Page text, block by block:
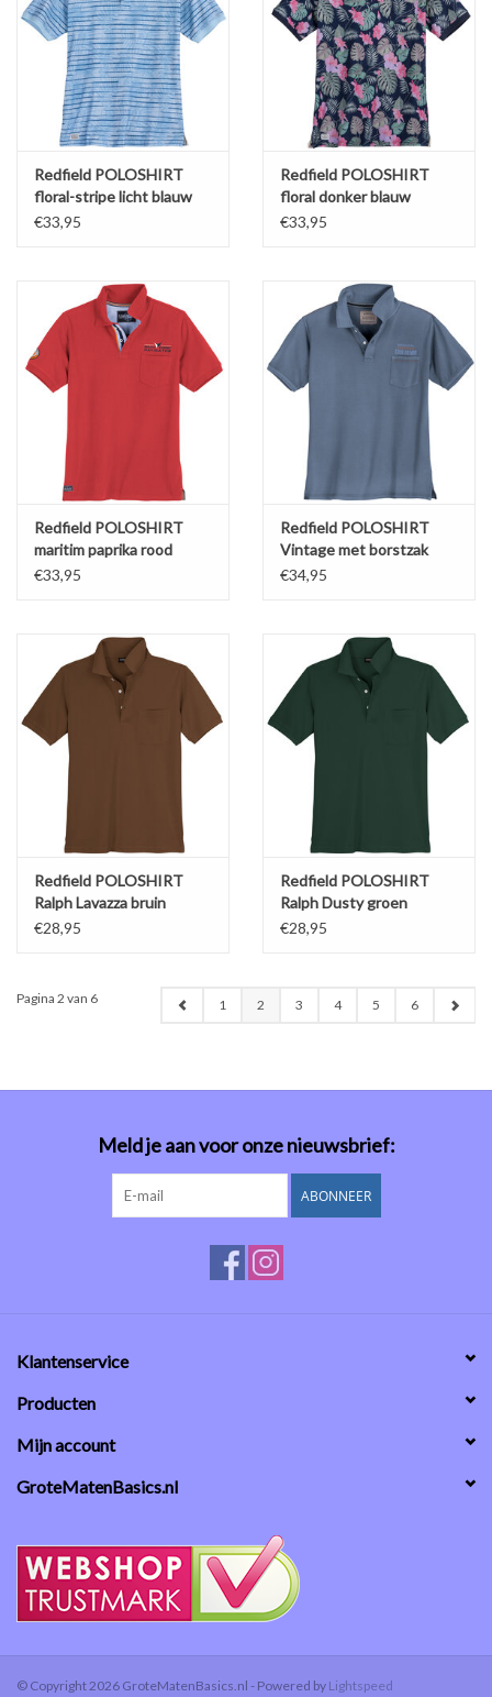
Redfield POLOSHIRT
floral-stripe licht blauw
€33,95
Redfield POLOSHIRT
floral donker blauw
€33,95
Redfield POLOSHIRT
maritim paprika rood
€33,95
Redfield POLOSHIRT
Vintage met borstzak
blauw
€34,95
Redfield POLOSHIRT
Ralph Lavazza bruin
€28,95
Redfield POLOSHIRT
Ralph Dusty groen
€28,95
Pagina 2 van 6 1 2 3 4 5 6
Meld je aan voor onze nieuwsbrief:
ABONNEER
Klantenservice
Producten
Mijn account
GroteMatenBasics.nl
© Copyright 2026 GroteMatenBasics.nl - Powered by Lightspeed